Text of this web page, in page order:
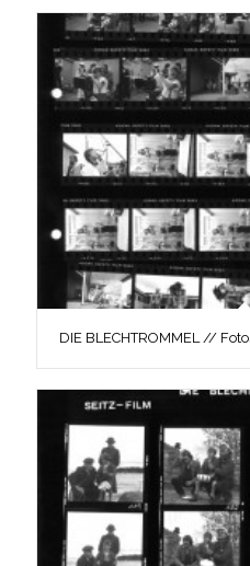
DIE BLECHTROMMEL //